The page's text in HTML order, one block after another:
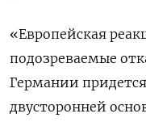
«Европейская
подозреваемые
Германии
двусторонней